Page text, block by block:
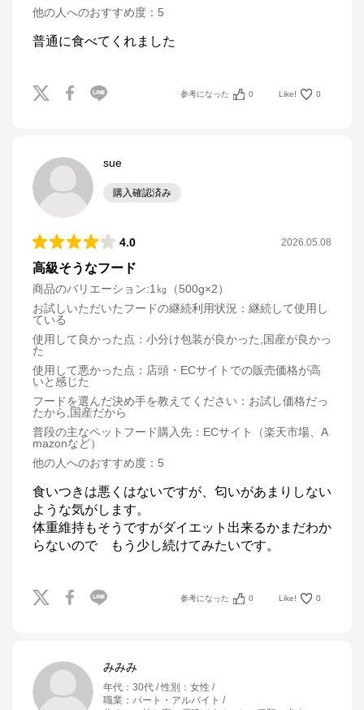
他の人へのおすすめ度 ： 5
普通に食べてくれました
参考になった 0 Like! 0
sue
購入確認済み
4.0 2026.05.08
高級そうなフード
商品のバリエーション:1㎏（500g×2）
お試しいただいたフードの継続利用状況 ： 継続して使用し
ている
使用して良かった点 ： 小分け包装が良かった,国産が良かっ
た
使用して悪かった点 ： 店頭・ECサイトでの販売価格が高
いと感じた
フードを選んだ決め手を教えてください ： お試し価格だっ
たから,国産だから
普段の主なペットフード購入先 ： ECサイト（楽天市場、A
mazonなど）
他の人へのおすすめ度 ： 5
食いつきは悪くはないですが、匂いがあまりしない
ような気がします。
体重維持もそうですがダイエット出来るかまだわか
らないので　もう少し続けてみたいです。
参考になった 0 Like! 0
みみみ
年代 ： 30代 性別 ： 女性
職業 ： パート・アルバイト